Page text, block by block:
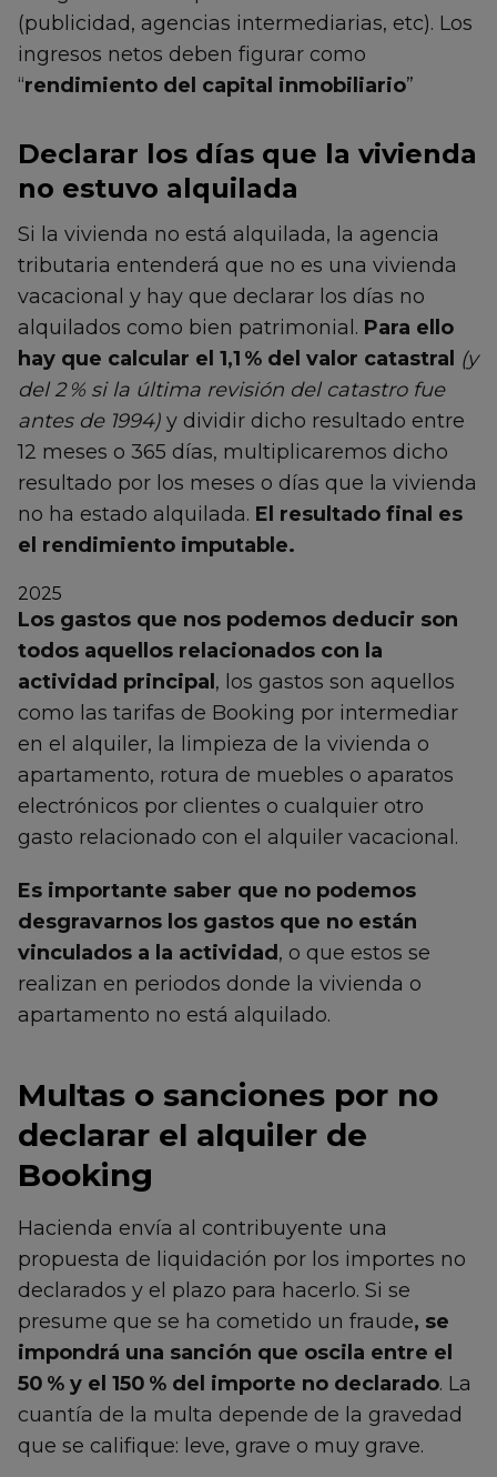
(publicidad, agencias intermediarias, etc). Los
ingresos netos deben figurar como
“rendimiento del capital inmobiliario”
Declarar los días que la vivienda
no estuvo alquilada
Si la vivienda no está alquilada, la agencia
tributaria entenderá que no es una vivienda
vacacional y hay que declarar los días no
alquilados como bien patrimonial. Para ello
hay que calcular el 1,1 % del valor catastral (y
del 2 % si la última revisión del catastro fue
antes de 1994) y dividir dicho resultado entre
12 meses o 365 días, multiplicaremos dicho
resultado por los meses o días que la vivienda
no ha estado alquilada. El resultado final es
el rendimiento imputable.
2025
Los gastos que nos podemos deducir son
todos aquellos relacionados con la
actividad principal, los gastos son aquellos
como las tarifas de Booking por intermediar
en el alquiler, la limpieza de la vivienda o
apartamento, rotura de muebles o aparatos
electrónicos por clientes o cualquier otro
gasto relacionado con el alquiler vacacional.
Es importante saber que no podemos
desgravarnos los gastos que no están
vinculados a la actividad, o que estos se
realizan en periodos donde la vivienda o
apartamento no está alquilado.
Multas o sanciones por no
declarar el alquiler de
Booking
Hacienda envía al contribuyente una
propuesta de liquidación por los importes no
declarados y el plazo para hacerlo. Si se
presume que se ha cometido un fraude, se
impondrá una sanción que oscila entre el
50 % y el 150 % del importe no declarado. La
cuantía de la multa depende de la gravedad
que se califique: leve, grave o muy grave.